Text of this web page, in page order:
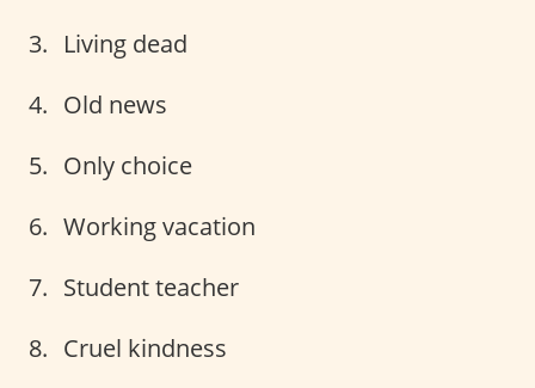
Living dead
Old news
Only choice
Working vacation
Student teacher
Cruel kindness